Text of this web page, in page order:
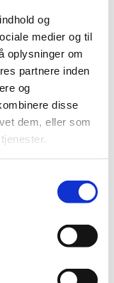
og
medier og til
oplysninger om
partnere inden
og
disse
dem, eller som
kunne